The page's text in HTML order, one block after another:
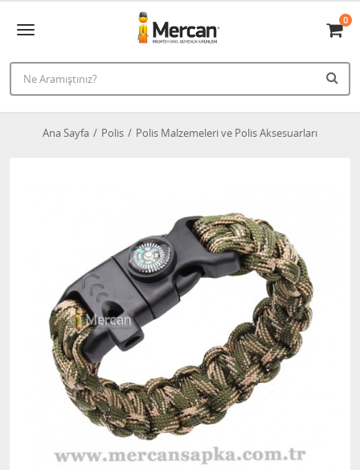
0
Ana Sayfa Polis Polis Malzemeleri ve Polis Aksesuarları